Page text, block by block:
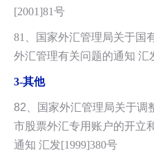
[2001]81号
81、国家外汇管理局关于国
外汇管理有关问题的通知 汇
3-其他
82
国家外汇管理局关于调
市股票外汇专用账户的开立
通知 汇发[1999]380号